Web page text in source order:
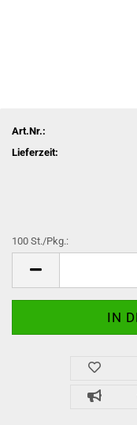
Art.Nr.:
Lieferzeit:
100 St./Pkg.:
St./Pkg.